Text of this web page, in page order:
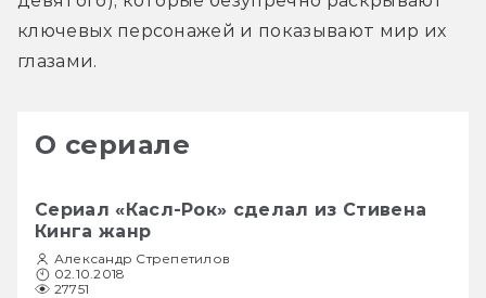
ключевых персонажей и показывают мир их
глазами.
О сериале
Cериал «Касл-Рок» сделал из Стивена
Кинга жанр
Александр Стрепетилов
02.10.2018
27751